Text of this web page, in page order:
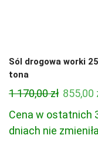
Sól drogowa worki
tona
1 170,00zł
cena
855,00
Cena w ostatnich
dniach nie